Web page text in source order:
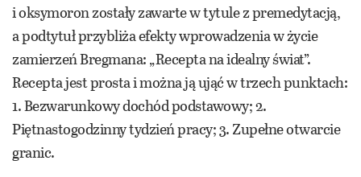
i oksymoron zostały zawarte w tytule z premedytacją,
a podtytuł przybliża efekty wprowadzenia w życie
zamierzeń Bregmana: „Recepta na idealny świat”.
Recepta jest prosta i można ją ująć w trzech punktach:
1. Bezwarunkowy dochód podstawowy; 2.
Piętnastogodzinny tydzień pracy; 3. Zupełne otwarcie
granic.